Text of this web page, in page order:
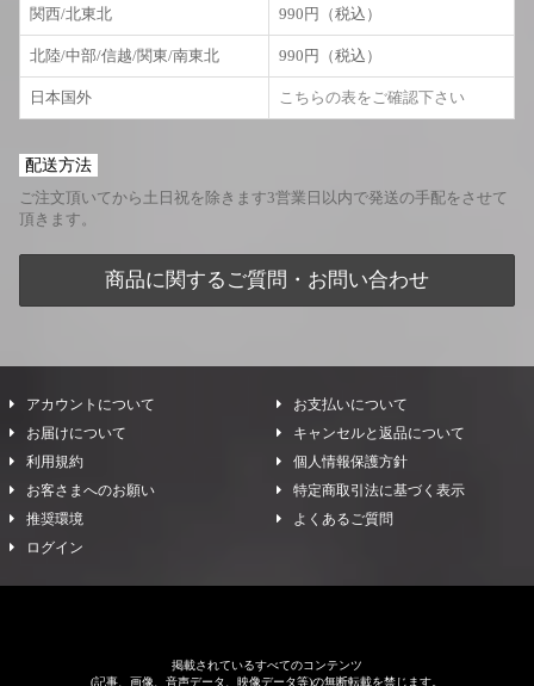
関西/北東北 990円（税込）
北陸/中部/信越/関東/南東北 990円（税込）
日本国外 こちらの表をご確認下さい
配送方法
ご注文頂いてから土日祝を除きます3営業日以内で発送の手配をさせて
頂きます。
商品に関するご質問・お問い合わせ
アカウントについて
お支払いについて
お届けについて
キャンセルと返品について
利用規約
個人情報保護方針
お客さまへのお願い
特定商取引法に基づく表示
推奨環境
よくあるご質問
ログイン
掲載されているすべてのコンテンツ
(記事、画像、音声データ、映像データ等)の無断転載を禁じます。